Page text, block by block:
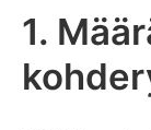
1.